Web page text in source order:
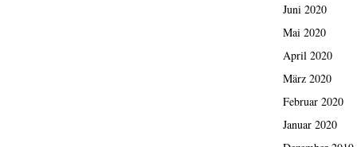
Juni 2020
Mai 2020
April 2020
März 2020
Februar 2020
Januar 2020